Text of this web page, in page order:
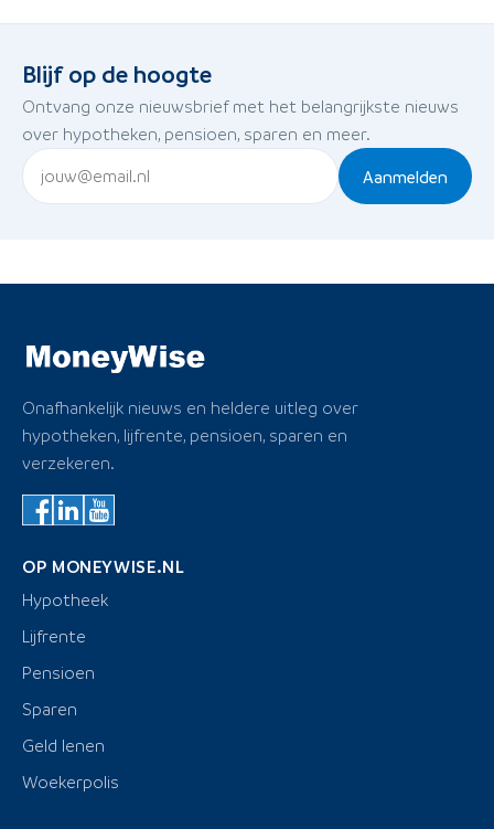
Blijf op de hoogte
Ontvang onze nieuwsbrief met het belangrijkste nieuws
over hypotheken, pensioen, sparen en meer.
Aanmelden
Onafhankelijk nieuws en heldere uitleg over
hypotheken, lijfrente, pensioen, sparen en
verzekeren.
OP MONEYWISE.NL
Hypotheek
Lijfrente
Pensioen
Sparen
Geld lenen
Woekerpolis